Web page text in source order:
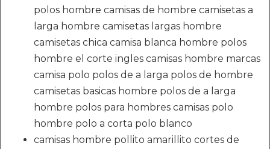
polos hombre camisas de hombre camisetas a
larga hombre camisetas largas hombre
camisetas chica camisa blanca hombre polos
hombre el corte ingles camisas hombre marcas
camisa polo polos de a larga polos de hombre
camisetas basicas hombre polos de a larga
hombre polos para hombres camisas polo
hombre polo a corta polo blanco
camisas hombre pollito amarillito cortes de